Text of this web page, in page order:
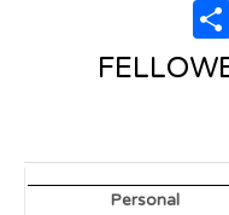
Personal